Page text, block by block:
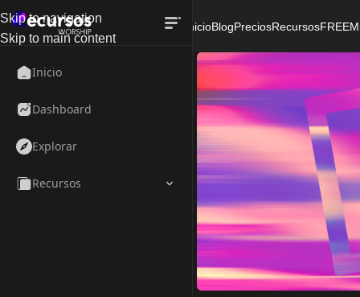
Inicio
Dashboard
Explorar
Recursos
Skip to navigation
Skip to main content
InicioBlogPreciosRecursosFREE